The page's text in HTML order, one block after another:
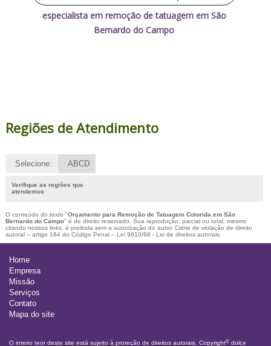
especialista em remoção de tatuagem em São
Bernardo do Campo
Regiões de Atendimento
Selecione: ABCD
Verifique as regiões que
atendemos
O conteúdo do texto "Orçamento para Remoção de Tatuagem Colorida em São
Bernardo do Campo" é de direito reservado. Sua reprodução, parcial ou total, mesmo
citando nossos links, é proibida sem a autorização do autor. Crime de violação de direito
autoral – artigo 184 do Código Penal – Lei 9610/98 - Lei de direitos autorais.
Home
Empresa
Missão
Serviços
Contato
Mapa do site
O inteiro teor deste site está sujeito à proteção de direitos autorais. Copyright© dolce